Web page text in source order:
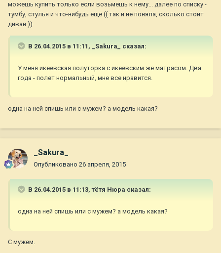
можешь купить только если возьмешь к нему... далее по списку -
тумбу, стулья и что-нибудь еще (( так и не поняла, сколько стоит
диван ))
В 26.04.2015 в 11:11, _Sakura_ сказал:
У меня икеевская полуторка с икеевским же матрасом. Два
года - полет нормальный, мне все нравится.
одна на ней спишь или с мужем? а модель какая?
_Sakura_
Опубликовано 26 апреля, 2015
В 26.04.2015 в 11:13, тётя Нюра сказал:
одна на ней спишь или с мужем? а модель какая?
С мужем.